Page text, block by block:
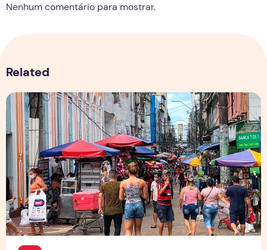
Nenhum comentário para mostrar.
Related
Copa aquece vendas em setores específicos, mas não